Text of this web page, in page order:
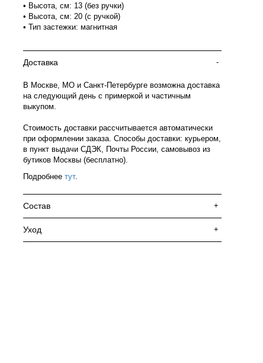
• Высота, см: 13 (без ручки)
• Высота, см: 20 (с ручкой)
• Тип застежки: магнитная
Доставка -
В Москве, МО и Санкт-Петербурге возможна доставка
на следующий день с примеркой и частичным
выкупом.
Стоимость доставки рассчитывается автоматически
при оформлении заказа. Способы доставки: курьером,
в пункт выдачи СДЭК, Почты России, самовывоз из
бутиков Москвы (бесплатно).
Подробнее тут.
Состав +
Уход +